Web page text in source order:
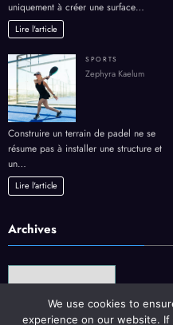
Introduction Réaliser un aménagement
uniquement à créer une surface…
Lire l'article
Zephyra Kaelum
Construire un terrain de padel ne se
Lire l'article
Archives
We use cookies to
experience on our website.